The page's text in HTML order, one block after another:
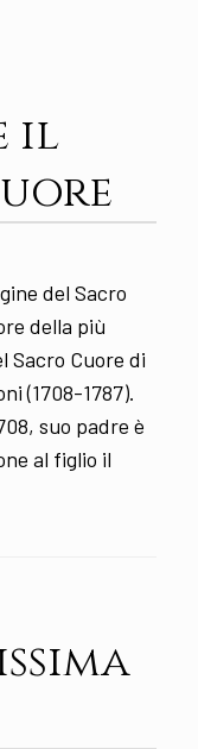
il
del Sacro
della più
Sacro Cuore di
(1708-1787).
suo padre è
al figlio il